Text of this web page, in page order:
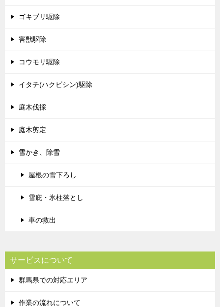
ゴキブリ駆除
害獣駆除
コウモリ駆除
イタチ(ハクビシン)駆除
庭木伐採
庭木剪定
雪かき、除雪
屋根の雪下ろし
雪庇・氷柱落とし
車の救出
サービスについて
群馬県での対応エリア
作業の流れについて